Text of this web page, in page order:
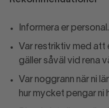
Informera er personal.
Var restriktiv med att
gäller såväl vid rena
Var noggrann när ni
hur mycket pengar ni